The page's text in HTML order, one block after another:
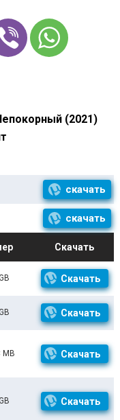
(2021)
скачать
скачать
Скачать
Скачать
Скачать
MB Скачать
Скачать